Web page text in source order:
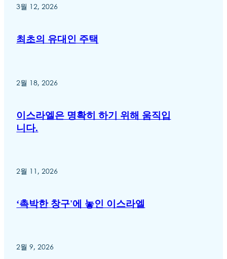
3월 12, 2026
최초의 유대인 주택
2월 18, 2026
이스라엘은 명확히 하기 위해 움직입
니다.
2월 11, 2026
‘촉박한 창구'에 놓인 이스라엘
2월 9, 2026